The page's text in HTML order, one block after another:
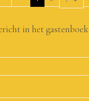
in het gastenboek